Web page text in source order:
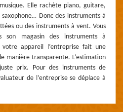
Elle rachète piano, guitare,
Donc des instruments à
ou des instruments à vent. Vous
son magasin des instruments à
appareil l’entreprise fait une
manière transparente. L’estimation
prix. Pour des instruments de
de l’entreprise se déplace à